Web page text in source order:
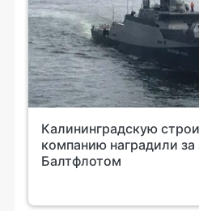
Калининградскую
компанию наградили за
Балтфлотом